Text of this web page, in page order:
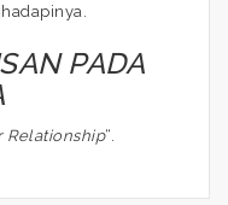
PADA
Relationship“.